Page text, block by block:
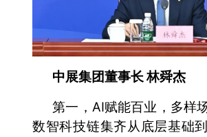
中展集团董事长 林舜杰
第一，AI赋能百业，多样
数智科技链集齐从底层基础